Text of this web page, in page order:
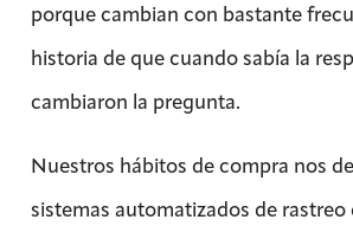
porque cambian con bastante
historia de que cuando sabía la
cambiaron la pregunta.
Nuestros hábitos de compra nos
sistemas automatizados de rastreo